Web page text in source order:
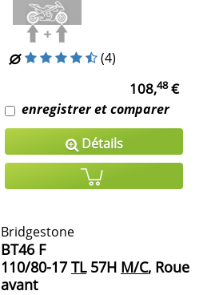
(4)
108,48€
enregistrer et comparer
Détails
Bridgestone
BT46 F
110/80-17 TL57H M/C, Roue
avant